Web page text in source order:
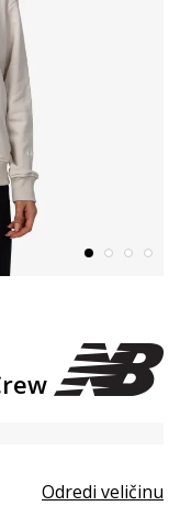
Odredi veličinu